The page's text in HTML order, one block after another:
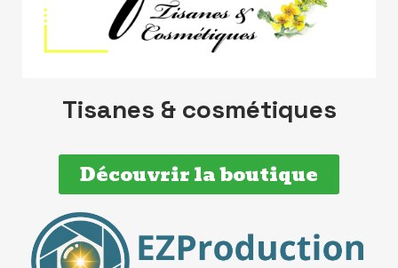
Tisanes & cosmétiques
Découvrir la boutique